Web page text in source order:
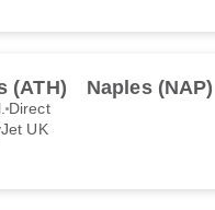
(ATH) Naples (NAP)
Direct
UK